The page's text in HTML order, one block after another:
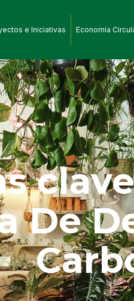
e Iniciativas Economía
De